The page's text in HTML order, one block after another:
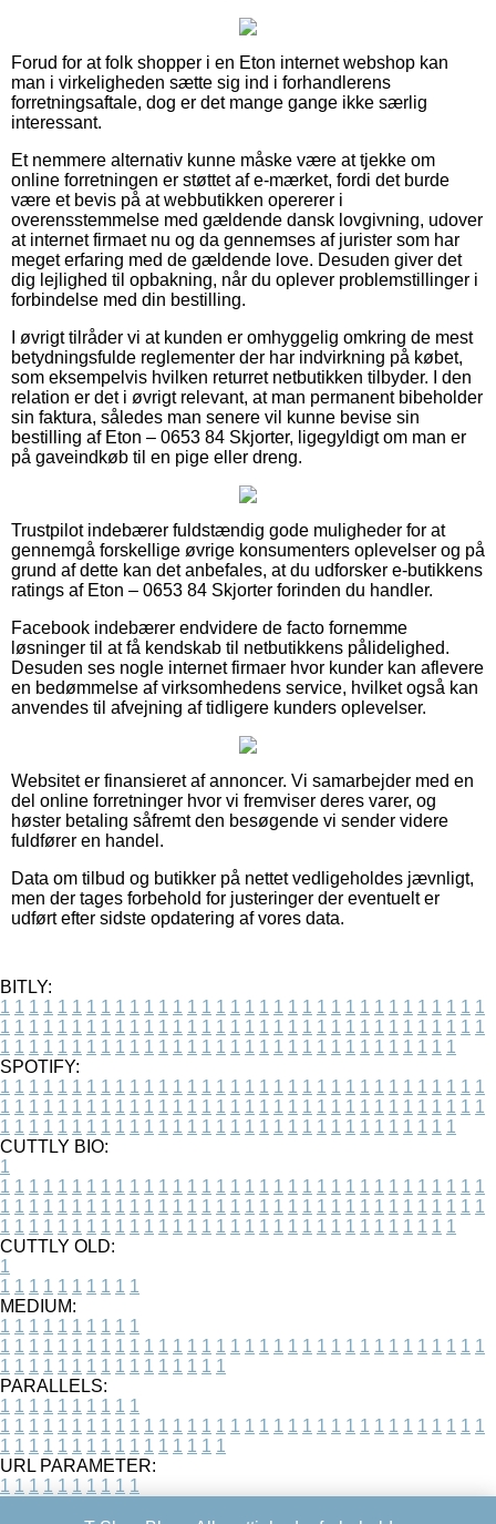
Forud for at folk shopper i en Eton internet webshop kan
man i virkeligheden sætte sig ind i forhandlerens
forretningsaftale, dog er det mange gange ikke særlig
interessant.
Et nemmere alternativ kunne måske være at tjekke om
online forretningen er støttet af e-mærket, fordi det burde
være et bevis på at webbutikken opererer i
overensstemmelse med gældende dansk lovgivning, udover
at internet firmaet nu og da gennemses af jurister som har
meget erfaring med de gældende love. Desuden giver det
dig lejlighed til opbakning, når du oplever problemstillinger i
forbindelse med din bestilling.
I øvrigt tilråder vi at kunden er omhyggelig omkring de mest
betydningsfulde reglementer der har indvirkning på købet,
som eksempelvis hvilken returret netbutikken tilbyder. I den
relation er det i øvrigt relevant, at man permanent bibeholder
sin faktura, således man senere vil kunne bevise sin
bestilling af Eton – 0653 84 Skjorter, ligegyldigt om man er
på gaveindkøb til en pige eller dreng.
Trustpilot indebærer fuldstændig gode muligheder for at
gennemgå forskellige øvrige konsumenters oplevelser og på
grund af dette kan det anbefales, at du udforsker e-butikkens
ratings af Eton – 0653 84 Skjorter forinden du handler.
Facebook indebærer endvidere de facto fornemme
løsninger til at få kendskab til netbutikkens pålidelighed.
Desuden ses nogle internet firmaer hvor kunder kan aflevere
en bedømmelse af virksomhedens service, hvilket også kan
anvendes til afvejning af tidligere kunders oplevelser.
Websitet er finansieret af annoncer. Vi samarbejder med en
del online forretninger hvor vi fremviser deres varer, og
høster betaling såfremt den besøgende vi sender videre
fuldfører en handel.
Data om tilbud og butikker på nettet vedligeholdes jævnligt,
men der tages forbehold for justeringer der eventuelt er
udført efter sidste opdatering af vores data.
BITLY:
1 1 1 1 1 1 1 1 1 1 1 1 1 1 1 1 1 1 1 1 1 1 1 1 1 1 1 1 1 1 1 1 1 1
1 1 1 1 1 1 1 1 1 1 1 1 1 1 1 1 1 1 1 1 1 1 1 1 1 1 1 1 1 1 1 1 1 1
1 1 1 1 1 1 1 1 1 1 1 1 1 1 1 1 1 1 1 1 1 1 1 1 1 1 1 1 1 1 1 1
SPOTIFY:
1 1 1 1 1 1 1 1 1 1 1 1 1 1 1 1 1 1 1 1 1 1 1 1 1 1 1 1 1 1 1 1 1 1
1 1 1 1 1 1 1 1 1 1 1 1 1 1 1 1 1 1 1 1 1 1 1 1 1 1 1 1 1 1 1 1 1 1
1 1 1 1 1 1 1 1 1 1 1 1 1 1 1 1 1 1 1 1 1 1 1 1 1 1 1 1 1 1 1 1
CUTTLY BIO:
1
1 1 1 1 1 1 1 1 1 1 1 1 1 1 1 1 1 1 1 1 1 1 1 1 1 1 1 1 1 1 1 1 1 1
1 1 1 1 1 1 1 1 1 1 1 1 1 1 1 1 1 1 1 1 1 1 1 1 1 1 1 1 1 1 1 1 1 1
1 1 1 1 1 1 1 1 1 1 1 1 1 1 1 1 1 1 1 1 1 1 1 1 1 1 1 1 1 1 1 1
CUTTLY OLD:
1
1 1 1 1 1 1 1 1 1 1
MEDIUM:
1 1 1 1 1 1 1 1 1 1
1 1 1 1 1 1 1 1 1 1 1 1 1 1 1 1 1 1 1 1 1 1 1 1 1 1 1 1 1 1 1 1 1 1
1 1 1 1 1 1 1 1 1 1 1 1 1 1 1 1
PARALLELS:
1 1 1 1 1 1 1 1 1 1
1 1 1 1 1 1 1 1 1 1 1 1 1 1 1 1 1 1 1 1 1 1 1 1 1 1 1 1 1 1 1 1 1 1
1 1 1 1 1 1 1 1 1 1 1 1 1 1 1 1
URL PARAMETER:
1 1 1 1 1 1 1 1 1 1